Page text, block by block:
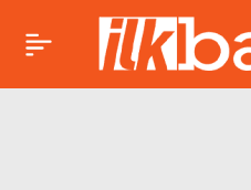
Üretim devleri, hava
kirliliğini